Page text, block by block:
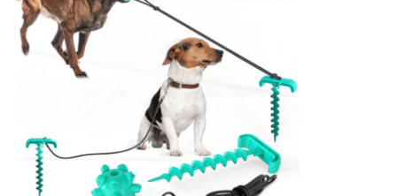
PRIVACY
POLICY